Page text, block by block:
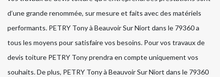
d’une grande renommée, sur mesure et faits avec des matériels
performants. PETRY Tony à Beauvoir Sur Niort dans le 79360 a
tous les moyens pour satisfaire vos besoins. Pour vos travaux de
devis toiture PETRY Tony prendra en compte uniquement vos
souhaits. De plus, PETRY Tony à Beauvoir Sur Niort dans le 79360